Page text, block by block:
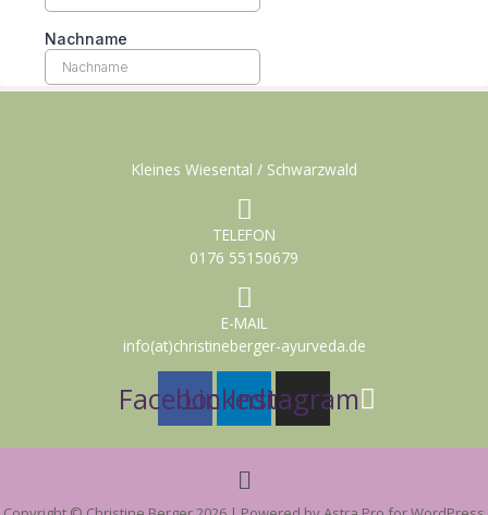
Kleines Wiesental / Schwarzwald
TELEFON
0176 55150679
E-MAIL
info(at)christineberger-ayurveda.de
FacebookLinkedin
Instagram
Menü